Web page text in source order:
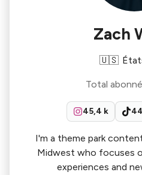
Zach
🇺🇸
Total
45,4 k
I'm a theme park
Midwest who focuses
experiences and